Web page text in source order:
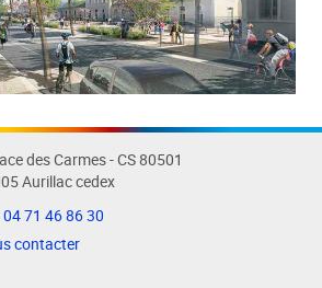
des Carmes - CS 80501
Aurillac cedex
04 71 46 86 30
contacter